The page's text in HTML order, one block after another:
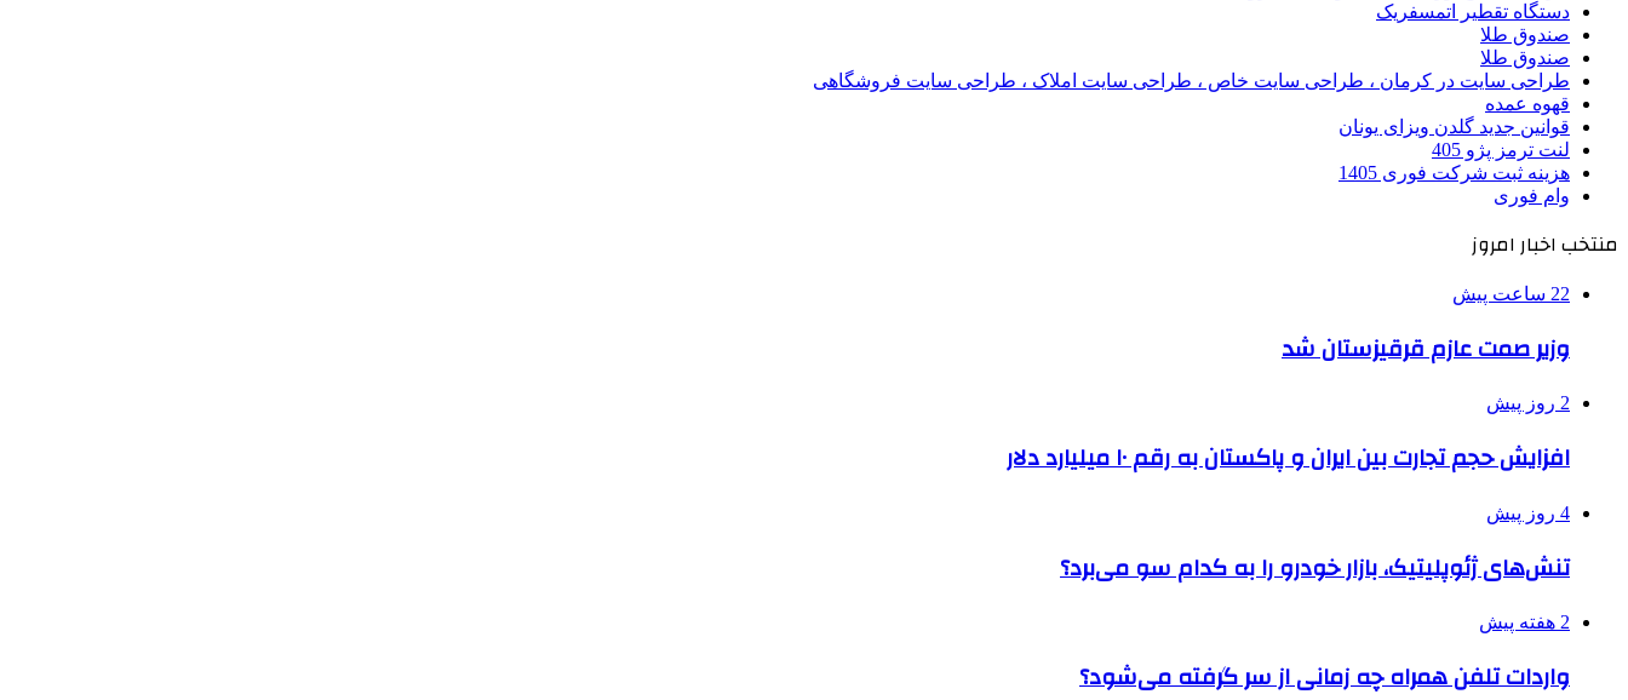
دستگاه تقطیر اتمسفریک
صندوق طلا
صندوق طلا
طراحی سایت در کرمان ، طراحی سایت خاص ، طراحی سایت املاک ، طراحی سایت فروشگاهی
قهوه عمده
قوانین جدید گلدن ویزای یونان
لنت ترمز پژو 405
هزینه ثبت شرکت فوری 1405
وام فوری
منتخب اخبار امروز
22 ساعت پیش
وزیر صمت عازم قرقیزستان شد
2 روز پیش
افزایش حجم تجارت بین ایران و پاکستان به رقم ۱۰ میلیارد دلار
4 روز پیش
تنش‌های ژئوپلیتیک، بازار خودرو را به کدام سو می‌برد؟
2 هفته پیش
واردات تلفن همراه چه زمانی از سر گرفته می‌شود؟